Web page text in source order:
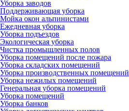
Уборка заводов
Поддерживающая уборка
Мойка окон альпинистами
Ежедневная уборка
Уборка подъездов
Экологическая уборка
Чистка промышленных полов
Уборка помещений после пожара
Уборка складских помещений
Уборка производственных помещений
Уборка нежилых помещений
Генеральная уборка помещений
Уборка помещений
Уборка банков